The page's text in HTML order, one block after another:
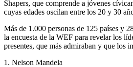
Shapers, que comprende a jóvenes
cuyas edades oscilan entre los 20 y 30
Más de 1.000 personas de 125 países y
la encuesta de la WEF para revelar los
presentes, que más admiraban y que los
1. Nelson Mandela